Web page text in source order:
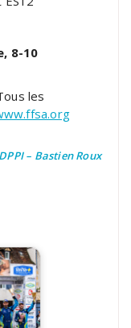
8-10
les
– Bastien Roux